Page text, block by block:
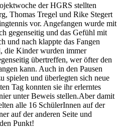
der HGRS stellten
Thomas Tregel und Rike Stegert
vor. Angefangen wurde mit
gegenseitig und das Gefühl mit
und nach klappte das Fangen
die Kinder wurden immer
übertreffen, wer öfter den
kann. Auch in den Pausen
spielen und überlegten sich neue
Tag konnten sie ihrerlerntes
unter Beweis stellen.Aber damit
alle 16 SchülerInnen auf der
auf der anderen Seite und
Punkt!